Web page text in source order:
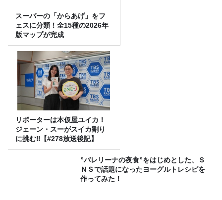
スーパーの「からあげ」をフ
ェスに分類！全15種の2026年
版マップが完成
リポーターは本仮屋ユイカ！
ジェーン・スーがスイカ割り
に挑む‼【#278放送後記】
”バレリーナの夜食”をはじめとした、Ｓ
ＮＳで話題になったヨーグルトレシピを
作ってみた！